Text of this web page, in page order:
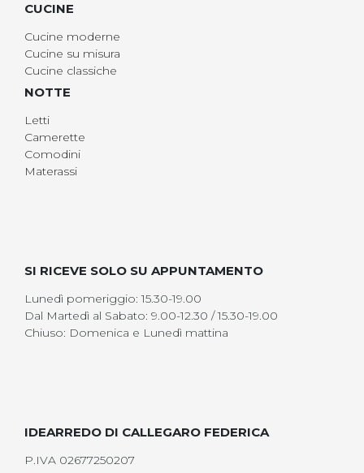
CUCINE
Cucine moderne
Cucine su misura
Cucine classiche
NOTTE
Letti
Camerette
Comodini
Materassi
SI RICEVE SOLO SU APPUNTAMENTO
Lunedì pomeriggio: 15.30-19.00
Dal Martedì al Sabato: 9.00-12.30 / 15.30-19.00
Chiuso: Domenica e Lunedì mattina
IDEARREDO DI CALLEGARO FEDERICA
P.IVA 02677250207